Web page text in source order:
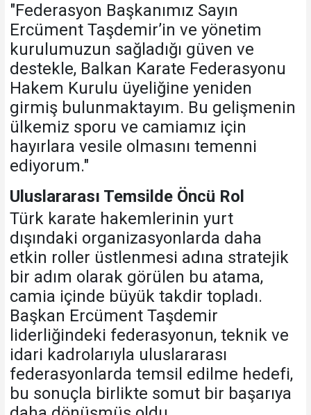
"Federasyon Başkanımız Sayın
Ercüment Taşdemir’in ve yönetim
kurulumuzun sağladığı güven ve
destekle, Balkan Karate Federasyonu
Hakem Kurulu üyeliğine yeniden
girmiş bulunmaktayım. Bu gelişmenin
ülkemiz sporu ve camiamız için
hayırlara vesile olmasını temenni
ediyorum."
Uluslararası Temsilde Öncü Rol
Türk karate hakemlerinin yurt
dışındaki organizasyonlarda daha
etkin roller üstlenmesi adına stratejik
bir adım olarak görülen bu atama,
camia içinde büyük takdir topladı.
Başkan Ercüment Taşdemir
liderliğindeki federasyonun, teknik ve
idari kadrolarıyla uluslararası
federasyonlarda temsil edilme hedefi,
bu sonuçla birlikte somut bir başarıya